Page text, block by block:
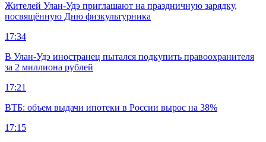
Жителей Улан-Удэ приглашают на праздничную зарядку,
посвящённую Дню физкультурника
17:34
В Улан-Удэ иностранец пытался подкупить правоохранителя
за 2 миллиона рублей
17:21
ВТБ: объем выдачи ипотеки в России вырос на 38%
17:15